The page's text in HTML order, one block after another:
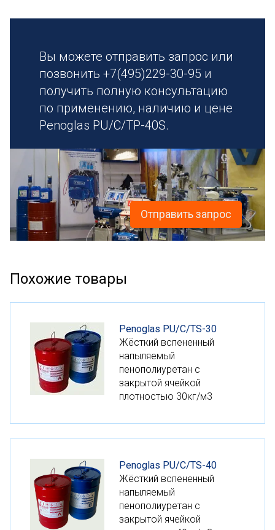
Вы можете отправить запрос или
позвонить +7(495)229-30-95 и
получить полную консультацию
по применению, наличию и цене
Penoglas PU/C/TP-40S.
Отправить запрос
Похожие товары
Penoglas PU/C/TS-30
Жёсткий вспененный
напыляемый
пенополиуретан с
закрытой ячейкой
плотностью 30кг/м3
Penoglas PU/C/TS-40
Жёсткий вспененный
напыляемый
пенополиуретан с
закрытой ячейкой